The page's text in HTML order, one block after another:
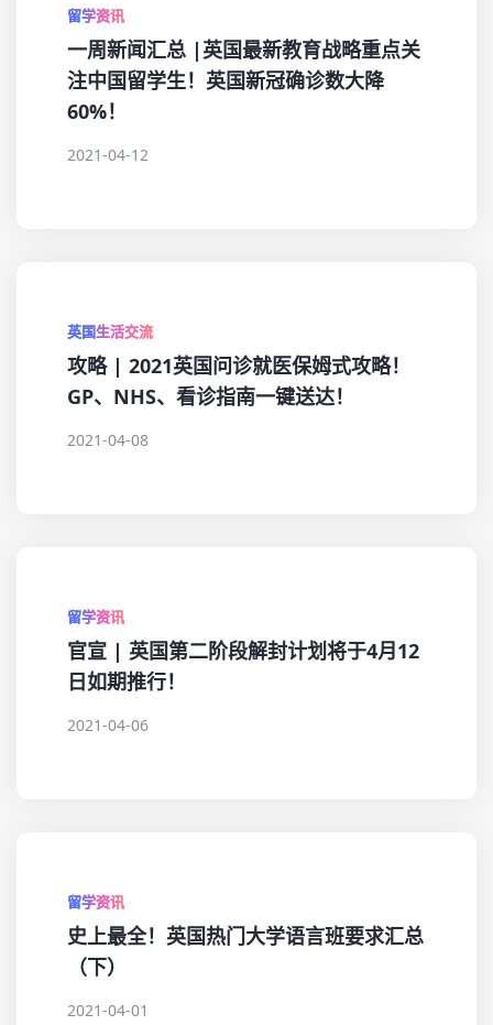
留学资讯
一周新闻汇总 |英国最新教育战略重点关
注中国留学生！英国新冠确诊数大降
60%！
2021-04-12
英国生活交流
攻略 | 2021英国问诊就医保姆式攻略！
GP、NHS、看诊指南一键送达！
2021-04-08
留学资讯
官宣 | 英国第二阶段解封计划将于4月12
日如期推行！
2021-04-06
留学资讯
史上最全！英国热门大学语言班要求汇总
（下）
2021-04-01